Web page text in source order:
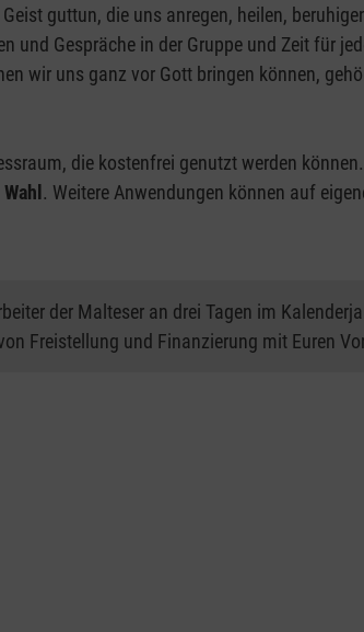
guttun, die uns anregen, heilen,
und Gespräche in der Gruppe und Zeit für
wir uns ganz vor Gott bringen können,
die kostenfrei genutzt werden können.
. Weitere Anwendungen können auf
der Malteser an drei Tagen im
Freistellung und Finanzierung mit Euren